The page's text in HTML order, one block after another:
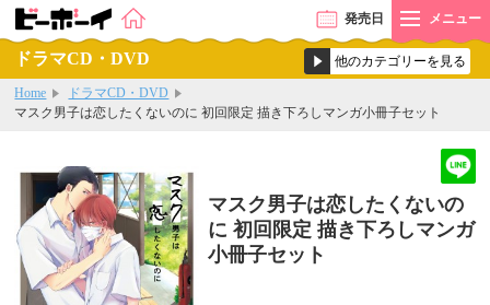
発売日 メニュー
ドラマCD・DVD
Home
ドラマCD・DVD
マスク男子は恋したくないのに 初回限定 描き下ろしマンガ小冊子セット
マスク男子は恋したくないの
に 初回限定 描き下ろしマンガ
小冊子セット